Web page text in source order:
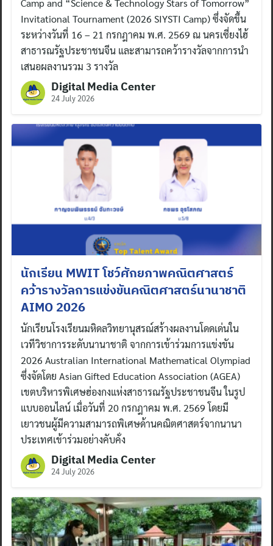
Invitational Tournament (2026 SIYSTI Camp) ซึ่งจัดขึ้น
ระหว่างวันที่ 16 – 21 กรกฎาคม พ.ศ. 2569 ณ นครเซี่ยงไฮ้
สาธารณรัฐประชาชนจีน และสามารถคว้ารางวัลจากการนำ
เสนอผลงานรวม 3 รางวัล
Digital Media Center
24 July 2026
นักเรียน MWIT โชว์ศักยภาพคณิตศาสตร์
คว้ารางวัลการแข่งขันคณิตศาสตร์นานาชาติ
AIMO 2026
นักเรียนโรงเรียนมหิดลวิทยานุสรณ์สร้างผลงานโดดเด่นใน
เวทีวิชาการระดับนานาชาติ จากการเข้าร่วมการแข่งขัน
2026 Australian International Mathematical Olympiad
ซึ่งจัดโดย Asian Gifted Education Association (AGEA)
เขตบริหารพิเศษฮ่องกงแห่งสาธารณรัฐประชาชนจีน ในรูป
แบบออนไลน์ เมื่อวันที่ 20 กรกฎาคม พ.ศ. 2569 โดยมี
เยาวชนผู้มีความสามารถพิเศษด้านคณิตศาสตร์จากนานา
ประเทศเข้าร่วมอย่างคับคั่ง
Digital Media Center
24 July 2026